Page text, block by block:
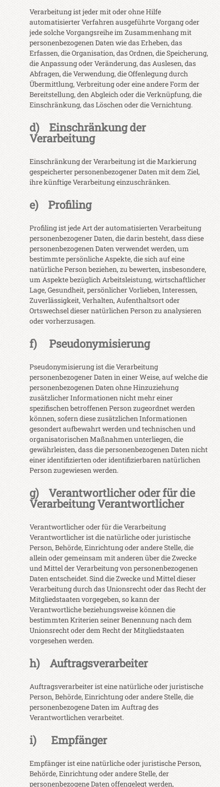
Verarbeitung ist jeder mit oder ohne Hilfe
automatisierter Verfahren ausgeführte Vorgang oder
jede solche Vorgangsreihe im Zusammenhang mit
personenbezogenen Daten wie das Erheben, das
Erfassen, die Organisation, das Ordnen, die Speicherung,
die Anpassung oder Veränderung, das Auslesen, das
Abfragen, die Verwendung, die Offenlegung durch
Übermittlung, Verbreitung oder eine andere Form der
Bereitstellung, den Abgleich oder die Verknüpfung, die
Einschränkung, das Löschen oder die Vernichtung.
d) Einschränkung der
Verarbeitung
Einschränkung der Verarbeitung ist die Markierung
gespeicherter personenbezogener Daten mit dem Ziel,
ihre künftige Verarbeitung einzuschränken.
e) Profiling
Profiling ist jede Art der automatisierten Verarbeitung
personenbezogener Daten, die darin besteht, dass diese
personenbezogenen Daten verwendet werden, um
bestimmte persönliche Aspekte, die sich auf eine
natürliche Person beziehen, zu bewerten, insbesondere,
um Aspekte bezüglich Arbeitsleistung, wirtschaftlicher
Lage, Gesundheit, persönlicher Vorlieben, Interessen,
Zuverlässigkeit, Verhalten, Aufenthaltsort oder
Ortswechsel dieser natürlichen Person zu analysieren
oder vorherzusagen.
f) Pseudonymisierung
Pseudonymisierung ist die Verarbeitung
personenbezogener Daten in einer Weise, auf welche die
personenbezogenen Daten ohne Hinzuziehung
zusätzlicher Informationen nicht mehr einer
spezifischen betroffenen Person zugeordnet werden
können, sofern diese zusätzlichen Informationen
gesondert aufbewahrt werden und technischen und
organisatorischen Maßnahmen unterliegen, die
gewährleisten, dass die personenbezogenen Daten nicht
einer identifizierten oder identifizierbaren natürlichen
Person zugewiesen werden.
g) Verantwortlicher oder für die
Verarbeitung Verantwortlicher
Verantwortlicher oder für die Verarbeitung
Verantwortlicher ist die natürliche oder juristische
Person, Behörde, Einrichtung oder andere Stelle, die
allein oder gemeinsam mit anderen über die Zwecke
und Mittel der Verarbeitung von personenbezogenen
Daten entscheidet. Sind die Zwecke und Mittel dieser
Verarbeitung durch das Unionsrecht oder das Recht der
Mitgliedstaaten vorgegeben, so kann der
Verantwortliche beziehungsweise können die
bestimmten Kriterien seiner Benennung nach dem
Unionsrecht oder dem Recht der Mitgliedstaaten
vorgesehen werden.
h) Auftragsverarbeiter
Auftragsverarbeiter ist eine natürliche oder juristische
Person, Behörde, Einrichtung oder andere Stelle, die
personenbezogene Daten im Auftrag des
Verantwortlichen verarbeitet.
i) Empfänger
Empfänger ist eine natürliche oder juristische Person,
Behörde, Einrichtung oder andere Stelle, der
personenbezogene Daten offengelegt werden,